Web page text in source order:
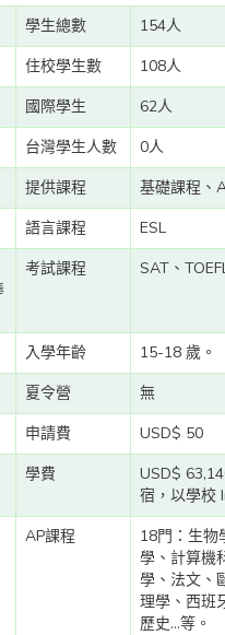
學生總數
154人
住校學生數
108人
國際學生
62人
台灣學生人數
0人
提供課程
基礎課程、
語言課程
ESL
考試課程 SAT、
入學年齡
15-18 歲。
夏令營
無
申請費
USD$ 50
學費
USD$
宿，以學校
AP課程
18門：生物
學、計算機
學、法文、
理學、西班
歷史...等。